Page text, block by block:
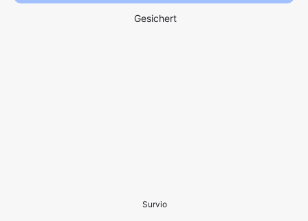
Gesichert
Survio